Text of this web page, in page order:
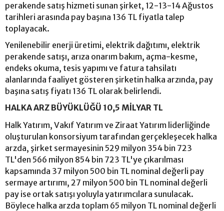
perakende satış hizmeti sunan şirket, 12-13-14 Ağustos
tarihleri arasında pay başına 136 TL fiyatla talep
toplayacak.
Yenilenebilir enerji üretimi, elektrik dağıtımı, elektrik
perakende satışı, arıza onarım bakım, açma-kesme,
endeks okuma, tesis yapımı ve fatura tahsilatı
alanlarında faaliyet gösteren şirketin halka arzında, pay
başına satış fiyatı 136 TL olarak belirlendi.
HALKA ARZ BÜYÜKLÜĞÜ 10,5 MİLYAR TL
Halk Yatırım, Vakıf Yatırım ve Ziraat Yatırım liderliğinde
oluşturulan konsorsiyum tarafından gerçekleşecek halka
arzda, şirket sermayesinin 529 milyon 354 bin 723
TL'den 566 milyon 854 bin 723 TL'ye çıkarılması
kapsamında 37 milyon 500 bin TL nominal değerli pay
sermaye artırımı, 27 milyon 500 bin TL nominal değerli
pay ise ortak satışı yoluyla yatırımcılara sunulacak.
Böylece halka arzda toplam 65 milyon TL nominal değerli